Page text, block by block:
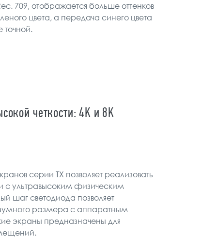
709, отображается больше оттенков
цвета, а передача синего цвета
точной.
четкости: 4K и 8K
серии TX позволяет реализовать
с ультравысоким физическим
шаг светодиода позволяет
размера с аппаратным
экраны предназначены для